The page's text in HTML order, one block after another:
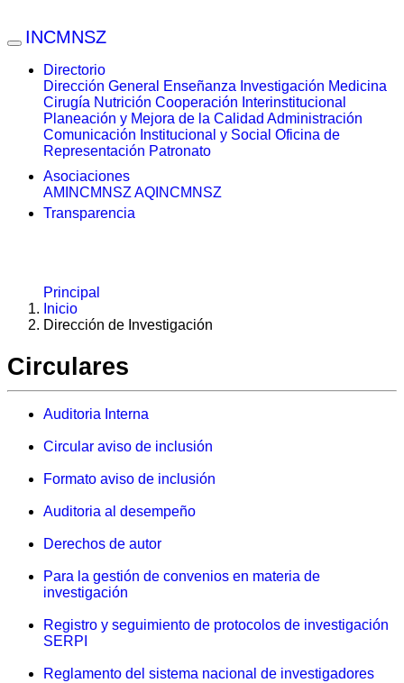
INCMNSZ
Directorio
Dirección General
Enseñanza Investigación Medicina
Cirugía Nutrición Cooperación Interinstitucional
Planeación y Mejora de la Calidad Administración
Comunicación Institucional y Social Oficina de
Representación Patronato
Asociaciones
AMINCMNSZ AQINCMNSZ
Transparencia
Principal
Inicio
Dirección de Investigación
Circulares
Auditoria Interna
Circular aviso de inclusión
Formato aviso de inclusión
Auditoria al desempeño
Derechos de autor
Para la gestión de convenios en materia de
investigación
Registro y seguimiento de protocolos de investigación
SERPI
Reglamento del sistema nacional de investigadores